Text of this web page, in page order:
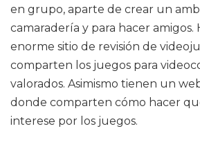
en grupo, aparte de crear un
camaradería y para hacer
enorme sitio de revisión de
comparten los juegos para
valorados. Asimismo tienen un
donde comparten cómo hacer
interese por los juegos.